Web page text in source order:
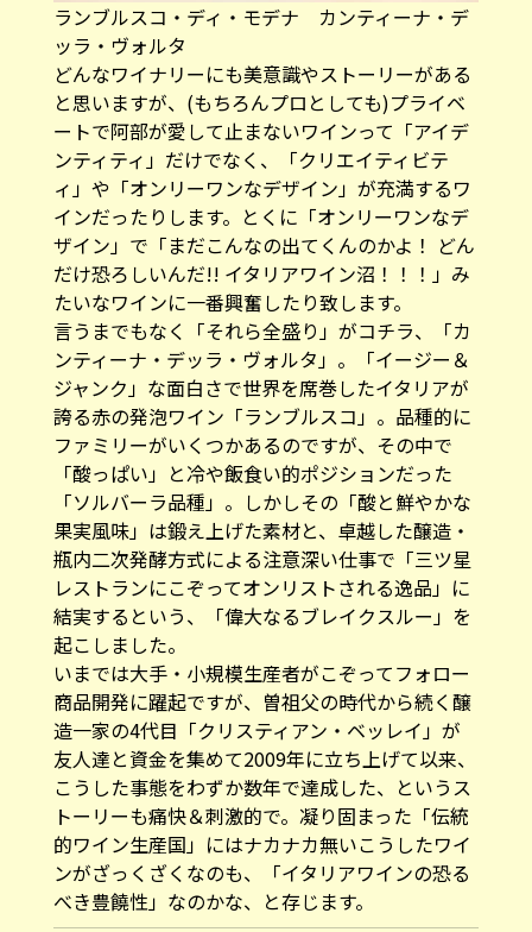
ランブルスコ・ディ・モデナ カンティーナ・デ
ッラ・ヴォルタ
どんなワイナリーにも美意識やストーリーがある
と思いますが、(もちろんプロとしても)プライベ
ートで阿部が愛して止まないワインって「アイデ
ンティティ」だけでなく、「クリエイティビテ
ィ」や「オンリーワンなデザイン」が充満するワ
インだったりします。とくに「オンリーワンなデ
ザイン」で「まだこんなの出てくんのかよ！ どん
だけ恐ろしいんだ!! イタリアワイン沼！！！」み
たいなワインに一番興奮したり致します。
言うまでもなく「それら全盛り」がコチラ、「カ
ンティーナ・デッラ・ヴォルタ」。「イージー＆
ジャンク」な面白さで世界を席巻したイタリアが
誇る赤の発泡ワイン「ランブルスコ」。品種的に
ファミリーがいくつかあるのですが、その中で
「酸っぱい」と冷や飯食い的ポジションだった
「ソルバーラ品種」。しかしその「酸と鮮やかな
果実風味」は鍛え上げた素材と、卓越した醸造・
瓶内二次発酵方式による注意深い仕事で「三ツ星
レストランにこぞってオンリストされる逸品」に
結実するという、「偉大なるブレイクスルー」を
起こしました。
いまでは大手・小規模生産者がこぞってフォロー
商品開発に躍起ですが、曽祖父の時代から続く醸
造一家の4代目「クリスティアン・ベッレイ」が
友人達と資金を集めて2009年に立ち上げて以来、
こうした事態をわずか数年で達成した、というス
トーリーも痛快＆刺激的で。凝り固まった「伝統
的ワイン生産国」にはナカナカ無いこうしたワイ
ンがざっくざくなのも、「イタリアワインの恐る
べき豊饒性」なのかな、と存じます。